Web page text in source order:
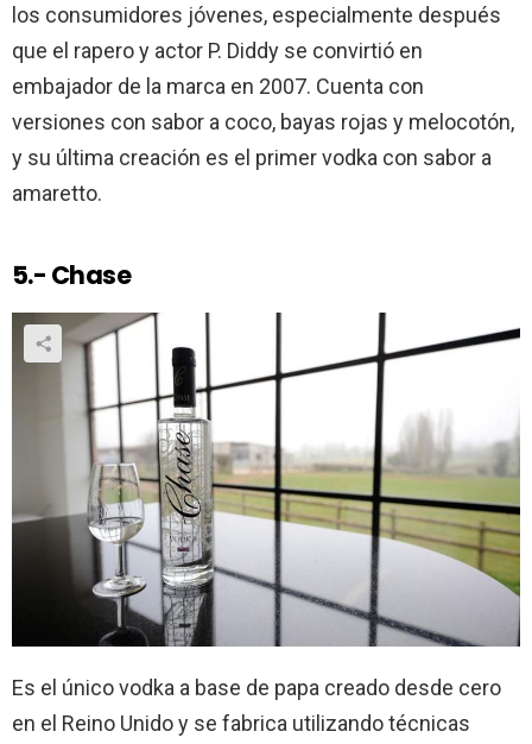
los consumidores jóvenes, especialmente después
que el rapero y actor P. Diddy se convirtió en
embajador de la marca en 2007. Cuenta con
versiones con sabor a coco, bayas rojas y melocotón,
y su última creación es el primer vodka con sabor a
amaretto.
5.- Chase
Es el único vodka a base de papa creado desde cero
en el Reino Unido y se fabrica utilizando técnicas